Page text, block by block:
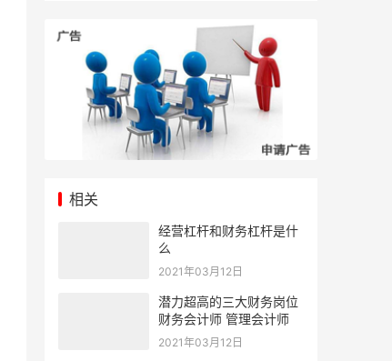
相关
经营杠杆和财务杠杆是什
么
2021年03月12日
潜力超高的三大财务岗位
财务会计师 管理会计师
2021年03月12日